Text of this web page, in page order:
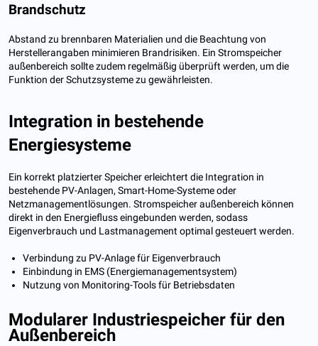
Brandschutz
Abstand zu brennbaren Materialien und die Beachtung von
Herstellerangaben minimieren Brandrisiken. Ein Stromspeicher
außenbereich sollte zudem regelmäßig überprüft werden, um die
Funktion der Schutzsysteme zu gewährleisten.
Integration in bestehende
Energiesysteme
Ein korrekt platzierter Speicher erleichtert die Integration in
bestehende PV-Anlagen, Smart-Home-Systeme oder
Netzmanagementlösungen. Stromspeicher außenbereich können
direkt in den Energiefluss eingebunden werden, sodass
Eigenverbrauch und Lastmanagement optimal gesteuert werden.
Verbindung zu PV-Anlage für Eigenverbrauch
Einbindung in EMS (Energiemanagementsystem)
Nutzung von Monitoring-Tools für Betriebsdaten
Modularer Industriespeicher für den
Außenbereich